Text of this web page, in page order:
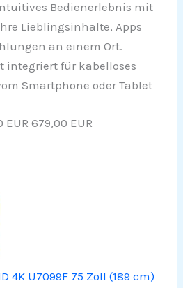
Bedienerlebnis mit
Lieblingsinhalte, Apps
an einem Ort.
integriert für kabelloses
Smartphone oder Tablet
EUR 679,00 EUR
4K U7099F 75 Zoll (189 cm)